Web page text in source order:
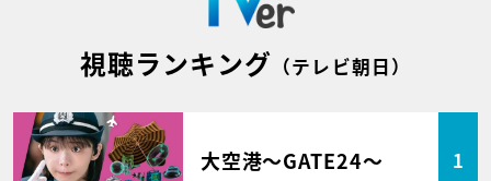
視聴ランキング （テレビ朝日）
大空港～GATE24～ 1